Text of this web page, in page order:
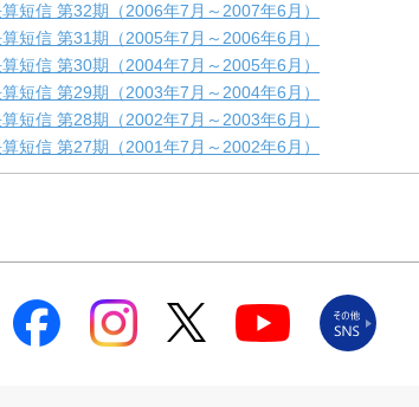
短信 第32期（2006年7月～2007年6月）
短信 第31期（2005年7月～2006年6月）
短信 第30期（2004年7月～2005年6月）
短信 第29期（2003年7月～2004年6月）
短信 第28期（2002年7月～2003年6月）
短信 第27期（2001年7月～2002年6月）